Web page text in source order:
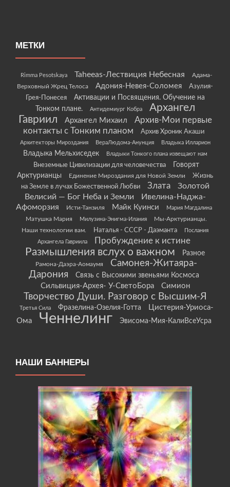
МЕТКИ
Rimma Pesotskaya Taheeas-Лествиция Небесная
Адама-
Верховный Жрец Телоса
Адония-Невея-Соломея
Азулия-
Грея-Понесея
Активации и Посвящения. Обучение на
Тонком плане.
Антидемиург Кобра
Архангел
Гавриил
Архангел Михаил
Архив-Мои первые
контакты с Тонким планом
Архив Хроник Акаши
Архитекторы Мироздания ВераЛюдома-Анунция Владыка Илларион
Владыка Мельхиседек Владыки Тонкого плана извещают нам
Внеземные Цивилизации для человечества
Говорят
Арктурианцы
Единение Мироздания для Новой Земли
Жизнь
на Земле в лучах Божественной Любви
Злата
Золотой
Велисий — Бог Неба и Земли
Ивелина-Наджа-
Афоморзия
Исти-Танзиля Майк Куинси Мария Магдалина
Матушка Мария Милузина-Энигма-Илания
Мы-Арктурианцы.
Наши технологии вам.
Наталья - СССР - Даэманта
Послания
Архангела Гавриила
Пробуждение к истине
Размышления вслух о важном Разное
Рамона-Даэра-Аомаумя
Самонея-Житаяра-
Дарония
Связь с Высокими звеньями Космоса
Сильвиция-Архея- У-СветоБора Симион
Творчество Души. Разговор с Высшим-Я
Третья Сила Фразелина-Озелия-Готта
Цистерия-Уриоса-
Ома
Ченнелинг Эвисома-Мия-КалиВсеУсра
НАШИ БАННЕРЫ